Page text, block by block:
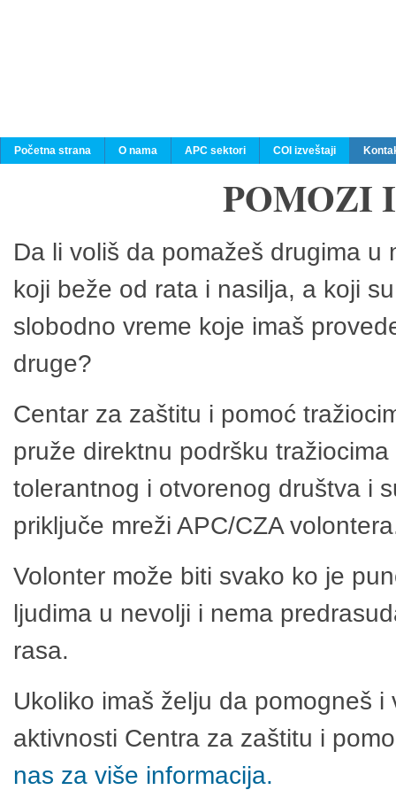
Početna strana O nama APC sektori COI izveštaji
POMOZI
Da li voliš da pomažeš drugima
koji beže od rata i nasilja, a koji
slobodno vreme koje imaš
druge?
Centar za zaštitu i pomoć
pruže direktnu podršku
tolerantnog i otvorenog društva i
priključe mreži APC/CZA
Volonter može biti svako ko je
ljudima u nevolji i nema
rasa.
Ukoliko imaš želju da pomogneš
aktivnosti Centra za zaštitu i
nas za više informacija.